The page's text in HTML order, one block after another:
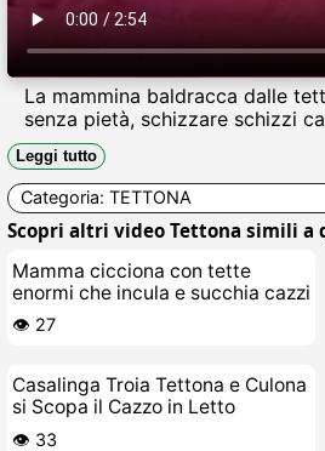
La mammina baldracca dalle
senza pietà, schizzare schizzi
Leggi tutto
Categoria: TETTONA
Scopri altri video Tettona simili a
Mamma cicciona con tette
enormi che incula e succhia cazzi
👁️ 27
Casalinga Troia Tettona e Culona
si Scopa il Cazzo in Letto
👁️ 33